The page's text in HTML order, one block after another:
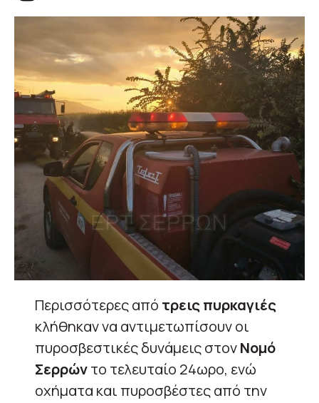
Περισσότερες από τρεις πυρκαγιές
κλήθηκαν να αντιμετωπίσουν οι
πυροσβεστικές δυνάμεις στονΝομό
Σερρώντο τελευταίο 24ωρο, ενώ
οχήματα και πυροσβέστες από την